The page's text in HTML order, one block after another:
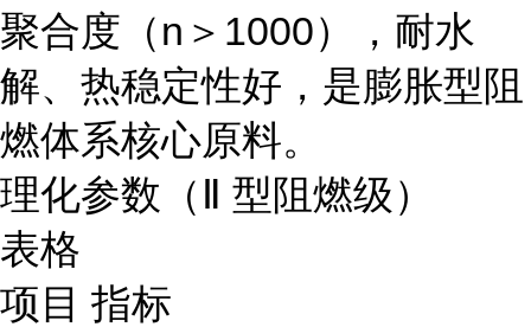
聚合度（n＞1000），耐水
解、热稳定性好，是膨胀型阻
燃体系核心原料。
理化参数（Ⅱ 型阻燃级）
表格
项目 指标